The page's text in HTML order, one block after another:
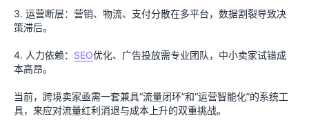
3. 运营断层：营销、物流、支付分散在多平台，数据割裂导致决
策滞后。
4. 人力依赖： SEO优化、广告投放需专业团队，中小卖家试错成
本高昂。
当前，跨境卖家亟需一套兼具“流量闭环”和“运营智能化”的系统工
具，来应对流量红利消退与成本上升的双重挑战。